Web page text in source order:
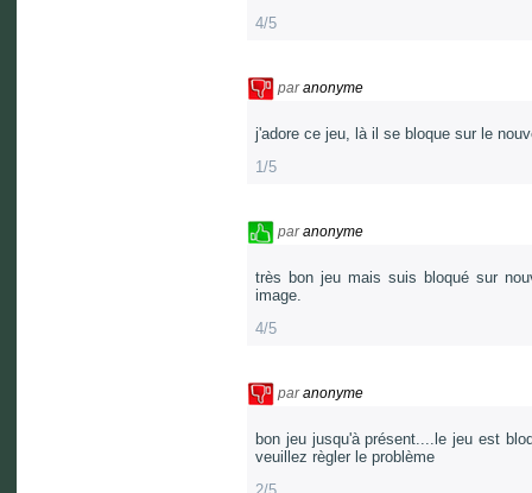
4/5
paranonyme
j'adore ce jeu, là il se bloque sur le
1/5
paranonyme
très bon jeu mais suis bloqué sur
image.
4/5
paranonyme
bon jeu jusqu'à présent....le jeu est
veuillez règler le problème